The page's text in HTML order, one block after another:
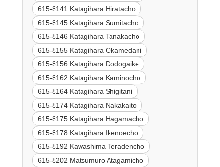
615-8141 Katagihara Hiratacho
615-8145 Katagihara Sumitacho
615-8146 Katagihara Tanakacho
615-8155 Katagihara Okamedani
615-8156 Katagihara Dodogaike
615-8162 Katagihara Kaminocho
615-8164 Katagihara Shigitani
615-8174 Katagihara Nakakaito
615-8175 Katagihara Hagamacho
615-8178 Katagihara Ikenoecho
615-8192 Kawashima Teradencho
615-8202 Matsumuro Atagamicho